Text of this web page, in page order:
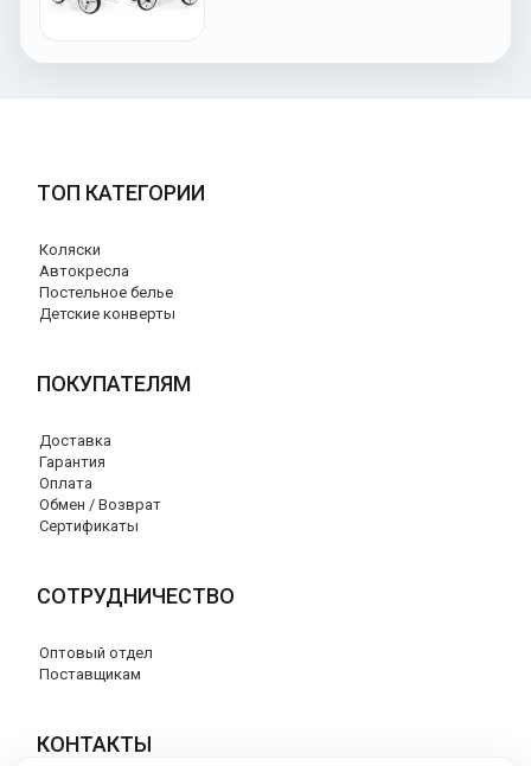
ТОП КАТЕГОРИИ
Коляски
Автокресла
Постельное белье
Детские конверты
ПОКУПАТЕЛЯМ
Доставка
Гарантия
Оплата
Обмен / Возврат
Сертификаты
СОТРУДНИЧЕСТВО
Оптовый отдел
Поставщикам
КОНТАКТЫ